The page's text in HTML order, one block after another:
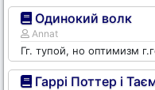
Одинокий волк
Annat
Гг. тупой, но оптимизм
Гаррі Поттер і